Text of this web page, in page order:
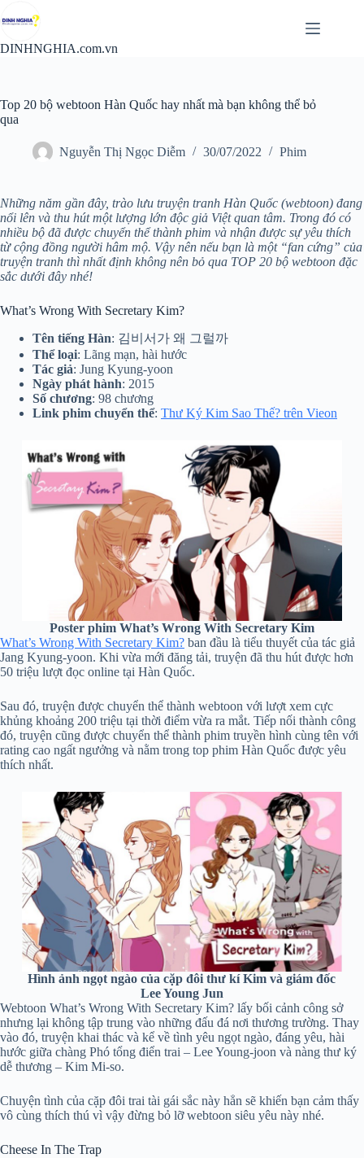
đến
nội
DINHNGHIA.com.vn
Top 20 bộ webtoon Hàn Quốc hay nhất mà bạn không thể bỏ
qua
Nguyễn Thị Ngọc Diễm 30/07/2022 Phim
Những năm gần đây, trào lưu truyện tranh Hàn Quốc (webtoon) đang
nổi lên và thu hút một lượng lớn độc giả Việt quan tâm. Trong đó có
nhiều bộ đã được chuyển thể thành phim và nhận được sự yêu thích
từ cộng đồng người hâm mộ. Vậy nên nếu bạn là một “fan cứng” của
truyện tranh thì nhất định không nên bỏ qua TOP 20 bộ webtoon đặc
sắc dưới đây nhé!
What’s Wrong With Secretary Kim?
Tên tiếng Hàn: 김비서가 왜 그럴까
Thể loại: Lãng mạn, hài hước
Tác giả: Jung Kyung-yoon
Ngày phát hành: 2015
Số chương: 98 chương
Link phim chuyển thể: Thư Ký Kim Sao Thế? trên Vieon
Poster phim What’s Wrong With Secretary Kim
What’s Wrong With Secretary Kim? ban đầu là tiểu thuyết của tác giả
Jang Kyung-yoon. Khi vừa mới đăng tải, truyện đã thu hút được hơn
50 triệu lượt đọc online tại Hàn Quốc.
Sau đó, truyện được chuyển thể thành webtoon với lượt xem cực
khủng khoảng 200 triệu tại thời điểm vừa ra mắt. Tiếp nối thành công
đó, truyện cũng được chuyển thể thành phim truyền hình cùng tên với
rating cao ngất ngưởng và nằm trong top phim Hàn Quốc được yêu
thích nhất.
Hình ảnh ngọt ngào của cặp đôi thư kí Kim và giám đốc
Lee Young Jun
Webtoon What’s Wrong With Secretary Kim? lấy bối cảnh công sở
nhưng lại không tập trung vào những đấu đá nơi thương trường. Thay
vào đó, truyện khai thác và kể về tình yêu ngọt ngào, đáng yêu, hài
hước giữa chàng Phó tổng điển trai – Lee Young-joon và nàng thư ký
dễ thương – Kim Mi-so.
Chuyện tình của cặp đôi trai tài gái sắc này hẳn sẽ khiến bạn cảm thấy
vô cùng thích thú vì vậy đừng bỏ lỡ webtoon siêu yêu này nhé.
Cheese In The Trap